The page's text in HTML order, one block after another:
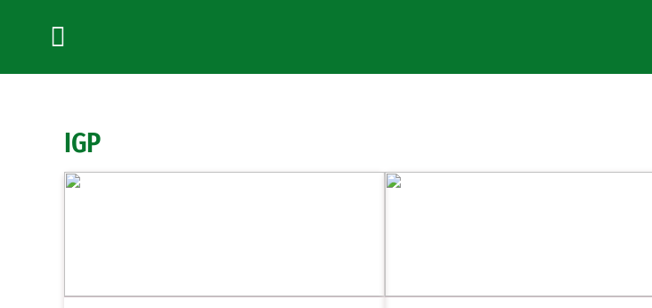
Toggle
Navigation
IGP